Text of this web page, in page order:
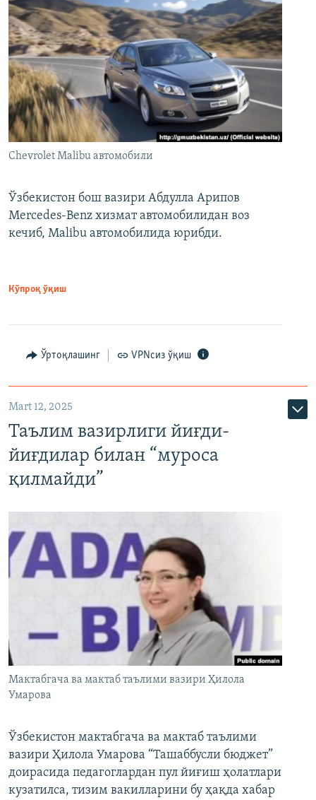
Chevrolet Malibu автомобили
Ўзбекистон бош вазири Абдулла Арипов
Mercedes-Benz хизмат автомобилидан воз
кечиб, Malibu автомобилида юрибди.
Кўпроқ ўқиш
Ўртоқлашинг VPNсиз ўқиш
Mart 12, 2025
Таълим вазирлиги йиғди-
йиғдилар билан “муроса
қилмайди”
Мактабгача ва мактаб таълими вазири Ҳилола
Умарова
Ўзбекистон мактабгача ва мактаб таълими
вазири Ҳилола Умарова “Ташаббусли бюджет”
доирасида педагоглардан пул йиғиш ҳолатлари
кузатилса, тизим вакилларини бу ҳақда хабар